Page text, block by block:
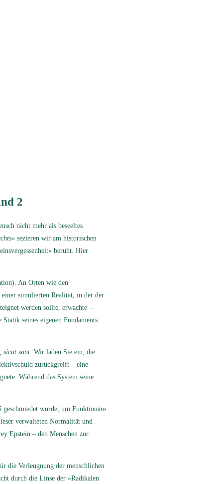
2
nicht mehr als beseeltes
sezieren wir am historischen
beruht. Hier
An Orten wie den
einer simulierten Realität, in der der
werden sollte, erwachte –
seines eigenen Fundaments
sicut sunt. Wir laden Sie ein, die
zurückgreift – eine
Während das System seine
wurde, um Funktionäre
verwalteten Normalität und
Epstein – den Menschen zur
die Verleugnung der menschlichen
durch die Linse der »Radikalen